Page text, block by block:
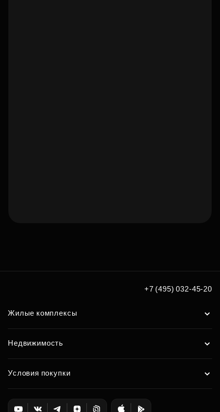
+7 (495) 032-45-20
Жилые комплексы
Недвижимость
Условия покупки